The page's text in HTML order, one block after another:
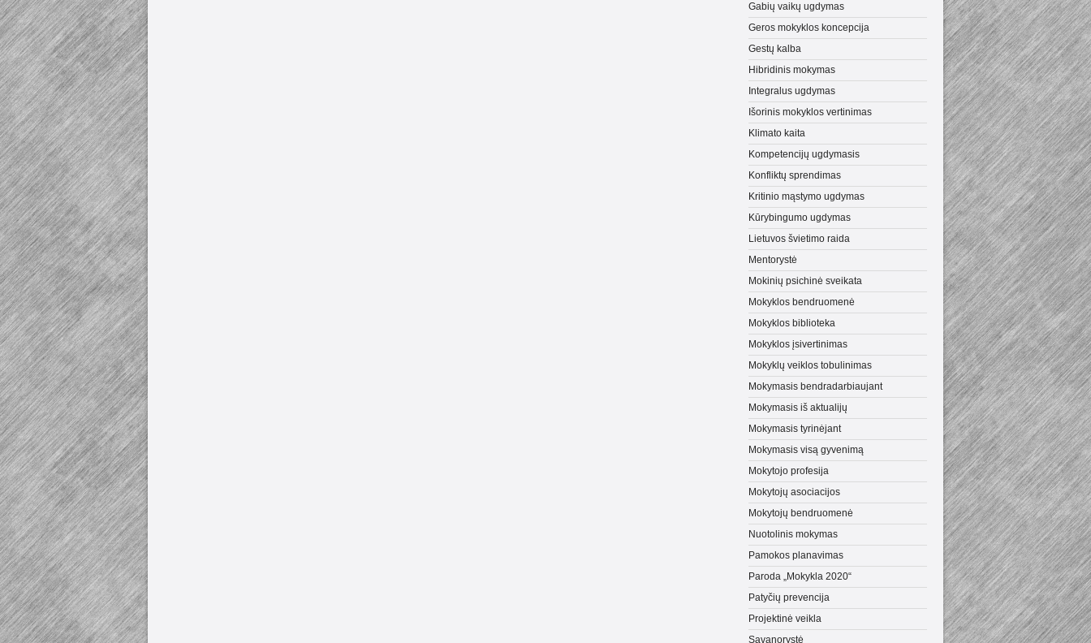
Gabių vaikų ugdymas
Geros mokyklos koncepcija
Gestų kalba
Hibridinis mokymas
Integralus ugdymas
Išorinis mokyklos vertinimas
Klimato kaita
Kompetencijų ugdymasis
Konfliktų sprendimas
Kritinio mąstymo ugdymas
Kūrybingumo ugdymas
Lietuvos švietimo raida
Mentorystė
Mokinių psichinė sveikata
Mokyklos bendruomenė
Mokyklos biblioteka
Mokyklos įsivertinimas
Mokyklų veiklos tobulinimas
Mokymasis bendradarbiaujant
Mokymasis iš aktualijų
Mokymasis tyrinėjant
Mokymasis visą gyvenimą
Mokytojo profesija
Mokytojų asociacijos
Mokytojų bendruomenė
Nuotolinis mokymas
Pamokos planavimas
Paroda „Mokykla 2020“
Patyčių prevencija
Projektinė veikla
Savanorystė